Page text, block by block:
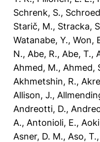
Schrenk, S.,
Starič, M., Stracka,
Watanabe, Y., Won,
N., Abe, R., Abe, T.,
Ahmed, M., Ahmed,
Akhmetshin, R.,
Allison, J.,
Andreotti, D.,
A., Antonioli, E.,
Asner, D. M., Aso, T.,